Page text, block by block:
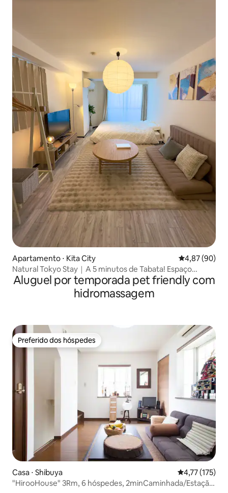
Apartamento ⋅ Kita City 4,87 de uma
4,87 (90)
Natural Tokyo Stay｜A 5 minutos de Tabata! Espaço
elegante e relaxante, cama queen size e sofá.
Aluguel por temporada pet friendly com
hidromassagem
Preferido dos hóspedes
Preferido dos hóspedes
Casa ⋅ Shibuya 4,77 de uma
4,77 (175)
"HirooHouse" 3Rm, 6 hóspedes, 2minCaminhada/Estação